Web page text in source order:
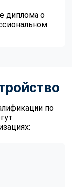
диплома о
по